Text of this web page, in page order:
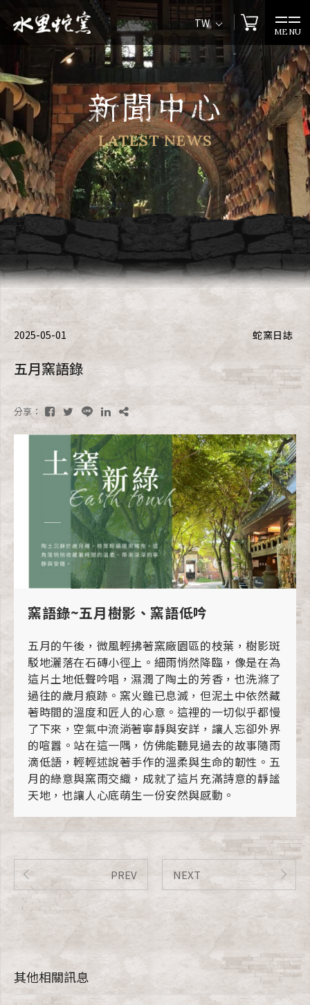
TW
MENU
新聞中心
LATEST NEWS
2025-05-01 蛇窯日誌
五月窯語錄
分享：
窯語錄~五月樹影、窯語低吟
五月的午後，微風輕拂著窯廠園區的枝葉，樹影斑
駁地灑落在石磚小徑上。細雨悄然降臨，像是在為
這片土地低聲吟唱，濕潤了陶土的芳香，也洗滌了
過往的歲月痕跡。窯火雖已息滅，但泥土中依然藏
著時間的溫度和匠人的心意。這裡的一切似乎都慢
了下來，空氣中流淌著寧靜與安詳，讓人忘卻外界
的喧囂。站在這一隅，仿佛能聽見過去的故事隨雨
滴低語，輕輕述說著手作的溫柔與生命的韌性。五
月的綠意與窯雨交織，成就了這片充滿詩意的靜謐
天地，也讓人心底萌生一份安然與感動。
PREV NEXT
其他相關訊息